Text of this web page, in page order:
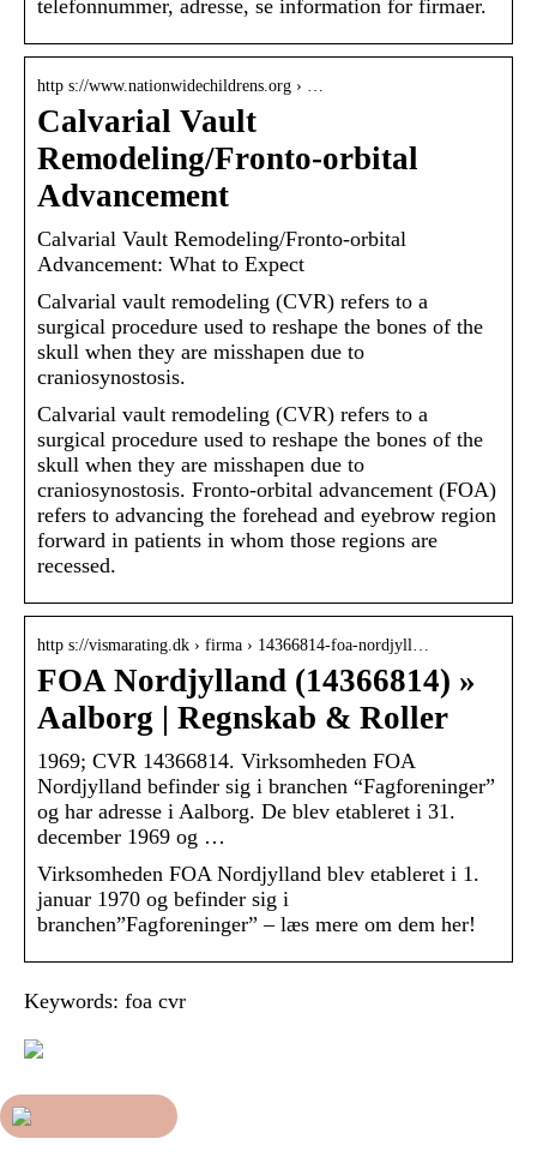
telefonnummer, adresse, se information for firmaer.
http s://www.nationwidechildrens.org › …
Calvarial Vault
Remodeling/Fronto-orbital
Advancement
Calvarial Vault Remodeling/Fronto-orbital
Advancement: What to Expect
Calvarial vault remodeling (CVR) refers to a
surgical procedure used to reshape the bones of the
skull when they are misshapen due to
craniosynostosis.
Calvarial vault remodeling (CVR) refers to a
surgical procedure used to reshape the bones of the
skull when they are misshapen due to
craniosynostosis. Fronto-orbital advancement (FOA)
refers to advancing the forehead and eyebrow region
forward in patients in whom those regions are
recessed.
http s://vismarating.dk › firma › 14366814-foa-nordjyll…
FOA Nordjylland (14366814) »
Aalborg | Regnskab & Roller
1969; CVR 14366814. Virksomheden FOA
Nordjylland befinder sig i branchen “Fagforeninger”
og har adresse i Aalborg. De blev etableret i 31.
december 1969 og …
Virksomheden FOA Nordjylland blev etableret i 1.
januar 1970 og befinder sig i
branchen”Fagforeninger” – læs mere om dem her!
Keywords: foa cvr